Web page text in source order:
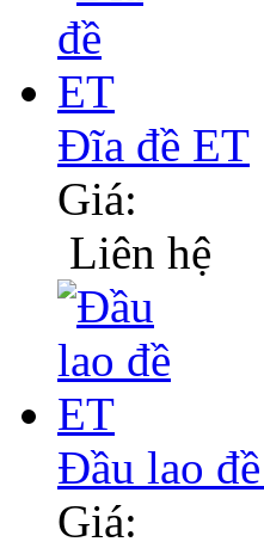
Đĩa đề ET
Giá:
Liên hệ
Đầu lao
Giá: